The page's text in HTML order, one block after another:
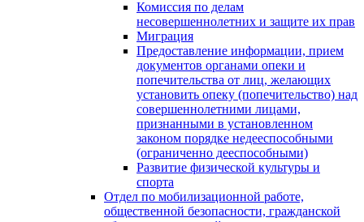
Комиссия по делам
несовершеннолетних и защите их прав
Миграция
Предоставление информации, прием
документов органами опеки и
попечительства от лиц, желающих
установить опеку (попечительство) над
совершеннолетними лицами,
признанными в установленном
законом порядке недееспособными
(ограниченно дееспособными)
Развитие физической культуры и
спорта
Отдел по мобилизационной работе,
общественной безопасности, гражданской